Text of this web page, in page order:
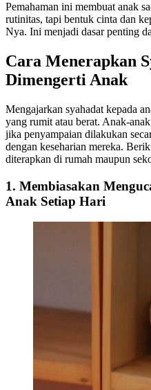
Pemahaman ini membuat anak
rutinitas, tapi bentuk cinta dan
Nya. Ini menjadi dasar penting
Cara Menerapkan
Dimengerti Anak
Mengajarkan syahadat kepada
yang rumit atau berat. Anak-
jika penyampaian dilakukan
dengan keseharian mereka.
diterapkan di rumah maupun
1. Membiasakan
Anak Setiap Hari